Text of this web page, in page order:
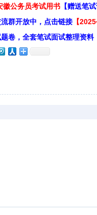
徽公务员考试用书 【赠送笔
群开放中，点击链接 【
卷，全套笔试面试整理资料